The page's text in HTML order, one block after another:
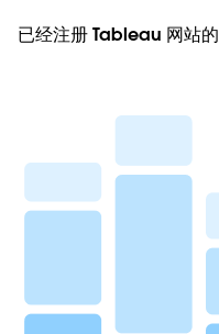
已经注册 Tableau 网站